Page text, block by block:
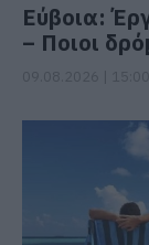
Εύβοια:
– Ποιοι